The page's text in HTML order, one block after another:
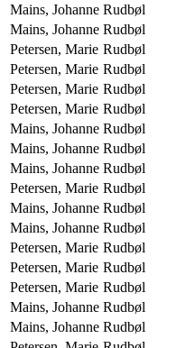
Mains, Johanne Rudbøl
Mains, Johanne Rudbøl
Petersen, Marie Rudbøl
Petersen, Marie Rudbøl
Petersen, Marie Rudbøl
Petersen, Marie Rudbøl
Mains, Johanne Rudbøl
Mains, Johanne Rudbøl
Mains, Johanne Rudbøl
Petersen, Marie Rudbøl
Mains, Johanne Rudbøl
Mains, Johanne Rudbøl
Petersen, Marie Rudbøl
Petersen, Marie Rudbøl
Petersen, Marie Rudbøl
Mains, Johanne Rudbøl
Mains, Johanne Rudbøl